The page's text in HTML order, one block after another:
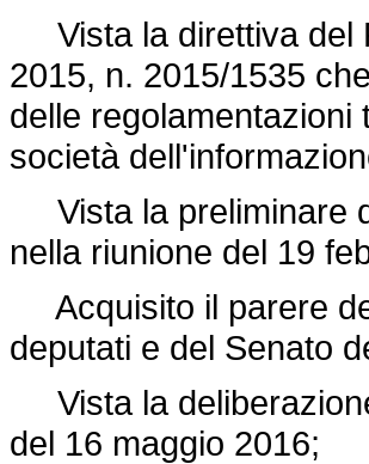
Vista la direttiva del
2015, n. 2015/1535
delle
società
Vista la preliminare
nella riunione del 19
Acquisito il parere
deputati e del Senato
Vista la
del 16 maggio 2016;